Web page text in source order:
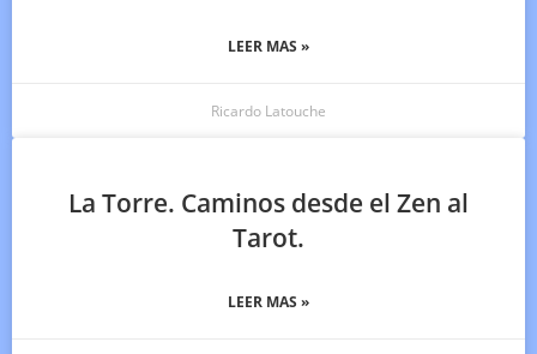
LEER MAS »
Ricardo Latouche
La Torre. Caminos desde el Zen al
Tarot.
LEER MAS »